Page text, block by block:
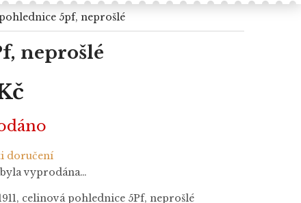
pohlednice 5pf, neprošlé
neprošlé
doručení
vyprodána…
celinová pohlednice 5Pf, neprošlé